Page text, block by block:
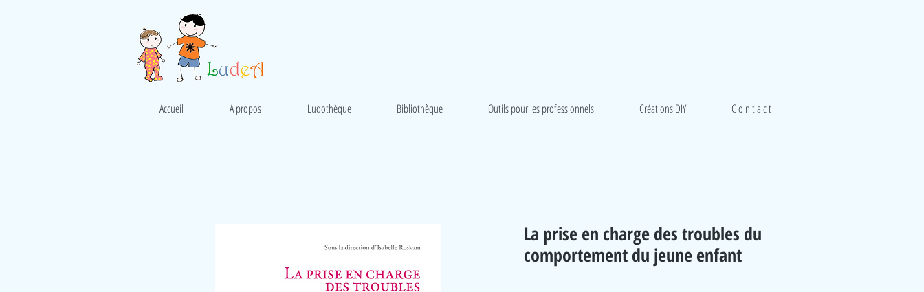
Accueil A propos Ludothèque Bibliothèque Outils pour les professionnels Créations DIY C o n t a c t
La prise en charge des troubles du
comportement du jeune enfant